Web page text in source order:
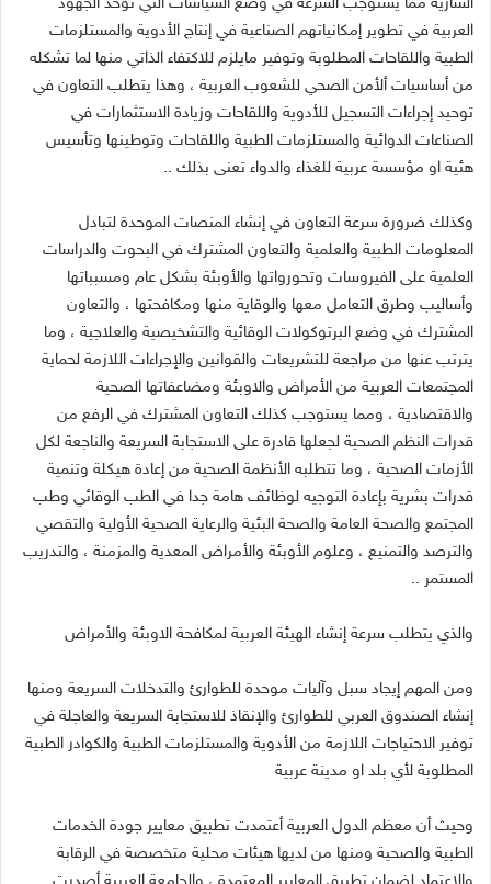
السارية مما يستوجب السرعة في وضع السياسات التي توحد الجهود
العربية في تطوير إمكانياتهم الصناعية في إنتاج الأدوية والمستلزمات
الطبية واللقاحات المطلوبة وتوفير مايلزم للاكتفاء الذاتي منها لما تشكله
من أساسيات ألأمن الصحي للشعوب العربية ، وهذا يتطلب التعاون في
توحيد إجراءات التسجيل للأدوية واللقاحات وزيادة الاستثمارات في
الصناعات الدوائية والمستلزمات الطبية واللقاحات وتوطينها وتأسيس
هئية او مؤسسة عربية للغذاء والدواء تعنى بذلك ..
وكذلك ضرورة سرعة التعاون في إنشاء المنصات الموحدة لتبادل
المعلومات الطبية والعلمية والتعاون المشترك في البحوت والدراسات
العلمية على الفيروسات وتحورواتها والأوبئة بشكل عام ومسبباتها
وأساليب وطرق التعامل معها والوقاية منها ومكافحتها ، والتعاون
المشترك في وضع البرتوكولات الوقائية والتشخيصية والعلاجية ، وما
يترتب عنها من مراجعة للتشريعات والقوانين والإجراءات اللازمة لحماية
المجتمعات العربية من الأمراض والاوبئة ومضاعفاتها الصحية
والاقتصادية ، ومما يستوجب كذلك التعاون المشترك في الرفع من
قدرات النظم الصحية لجعلها قادرة على الاستجابة السريعة والناجعة لكل
الأزمات الصحية ، وما تتطلبه الأنظمة الصحية من إعادة هيكلة وتنمية
قدرات بشرية بإعادة التوجيه لوظائف هامة جدا في الطب الوقائي وطب
المجتمع والصحة العامة والصحة البئية والرعاية الصحية الأولية والتقصي
والترصد والتمنيع ، وعلوم الأوبئة والأمراض المعدية والمزمنة ، والتدريب
المستمر ..
والذي يتطلب سرعة إنشاء الهيئة العربية لمكافحة الاوبئة والأمراض
ومن المهم إيجاد سبل وآليات موحدة للطوارئ والتدخلات السريعة ومنها
إنشاء الصندوق العربي للطوارئ والإنقاذ للاستجابة السريعة والعاجلة في
توفير الاحتياجات اللازمة من الأدوية والمستلزمات الطبية والكوادر الطبية
المطلوبة لأي بلد او مدينة عربية
وحيث أن معظم الدول العربية أعتمدت تطبيق معايير جودة الخدمات
الطبية والصحية ومنها من لديها هيئات محلية متخصصة في الرقابة